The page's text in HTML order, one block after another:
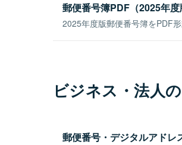
郵便番号簿PDF（2025年度
2025年度版郵便番号簿をPDF
ビジネス・法人
郵便番号・デジタルアドレ